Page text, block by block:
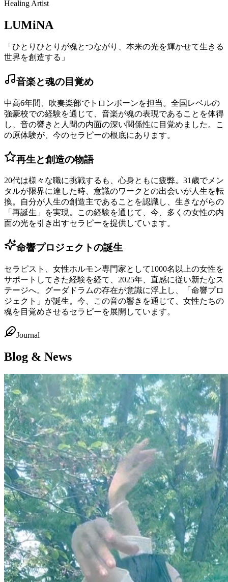
Healing Artist
LUMiNA
「ひとりひとりが魂とつながり、本来の光を輝かせて生きる
世界を創造する」
音楽と魂の目覚め
中高6年間、吹奏楽部でトロンボーンを担当。全国レベルの
強豪校での経験を通じて、音楽が魂の表現であることを体得
し、音の響きと人間の内面の深い関係性に目覚めました。こ
の原体験が、今のセラピーの根底にあります。
再生と創造の物語
20代は様々な職に挑戦するも、心身ともに疲弊。31歳でメン
タルが限界に達した時、意識のワークとの出会いが人生を転
換。自分が人生の創造主であることを認識し、生きながらの
「再誕生」を実現。この経験を通じて、今、多くの女性の内
面の光を引き出すセラピーを提供しています。
命響プロジェクトの誕生
セラピスト、女性ホルモン専門家として1000名以上の女性を
サポートしてきた経験を経て、2025年、直感に従い新たなス
テージへ。グーダドラムの存在が意識に浮上し、「命響プロ
ジェクト」が誕生。今、この音の響きを通じて、女性たちの
魂を目覚めさせるセラピーを展開しています。
Journal
Blog & News